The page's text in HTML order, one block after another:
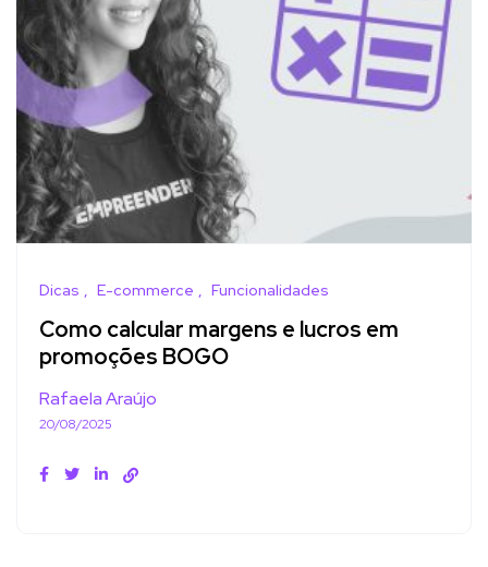
Dicas E-commerce Funcionalidades
Como calcular margens e lucros em
promoções BOGO
Rafaela Araújo
20/08/2025